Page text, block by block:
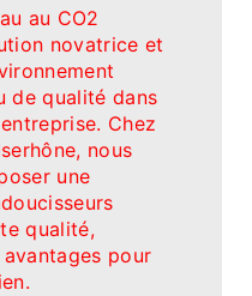
au CO2
novatrice et
de qualité dans
Chez
nous
une
qualité,
pour